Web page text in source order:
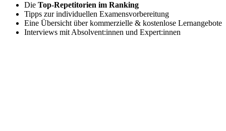
Die Top-Repetitorien im Ranking
Tipps zur individuellen Examensvorbereitung
Eine Übersicht über kommerzielle & kostenlose Lernangebote
Interviews mit Absolvent:innen und Expert:innen